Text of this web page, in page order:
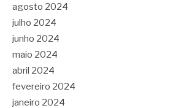
agosto 2024
julho 2024
junho 2024
maio 2024
abril 2024
fevereiro 2024
janeiro 2024